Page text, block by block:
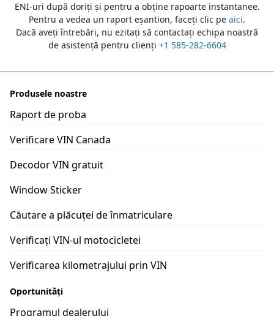
ENI-uri după doriți și pentru a obține rapoarte instantanee.
Pentru a vedea un raport eșantion, faceți clic pe aici.
Dacă aveți întrebări, nu ezitați să contactați echipa noastră
de asistență pentru clienți +1 585-282-6604
Produsele noastre
Raport de proba
Verificare VIN Canada
Decodor VIN gratuit
Window Sticker
Căutare a plăcuței de înmatriculare
Verificați VIN-ul motocicletei
Verificarea kilometrajului prin VIN
Oportunități
Programul dealerului